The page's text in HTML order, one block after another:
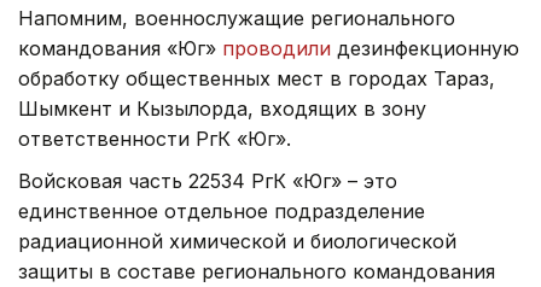
Напомним, военнослужащие регионального
командования «Юг» проводили дезинфекционную
обработку общественных мест в городах Тараз,
Шымкент и Кызылорда, входящих в зону
ответственности РгК «Юг».
Войсковая часть 22534 РгК «Юг» – это
единственное отдельное подразделение
радиационной химической и биологической
защиты в составе регионального командования